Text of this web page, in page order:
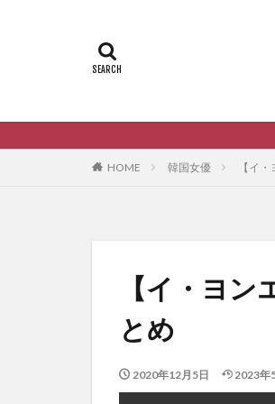
HOME 韓国女優 【イ
【イ・ヨ
とめ
2020年12月5日 2023年